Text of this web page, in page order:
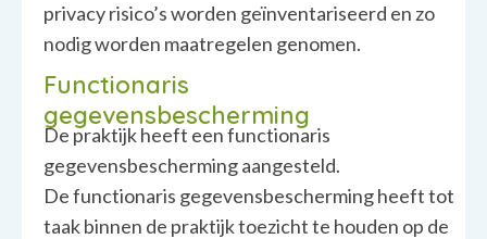
privacy risico’s worden geïnventariseerd en zo
nodig worden maatregelen genomen.
Functionaris
gegevensbescherming
De praktijk heeft een functionaris
gegevensbescherming aangesteld.
De functionaris gegevensbescherming heeft tot
taak binnen de praktijk toezicht te houden op de